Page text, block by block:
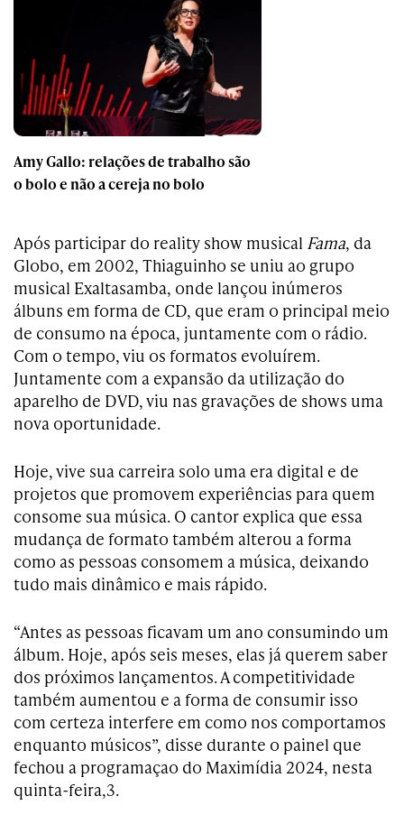
Amy Gallo: relações de trabalho são
o bolo e não a cereja no bolo
Após participar do reality show musical Fama, da
Globo, em 2002, Thiaguinho se uniu ao grupo
musical Exaltasamba, onde lançou inúmeros
álbuns em forma de CD, que eram o principal meio
de consumo na época, juntamente com o rádio.
Com o tempo, viu os formatos evoluírem.
Juntamente com a expansão da utilização do
aparelho de DVD, viu nas gravações de shows uma
nova oportunidade.
Hoje, vive sua carreira solo uma era digital e de
projetos que promovem experiências para quem
consome sua música. O cantor explica que essa
mudança de formato também alterou a forma
como as pessoas consomem a música, deixando
tudo mais dinâmico e mais rápido.
“Antes as pessoas ficavam um ano consumindo um
álbum. Hoje, após seis meses, elas já querem saber
dos próximos lançamentos. A competitividade
também aumentou e a forma de consumir isso
com certeza interfere em como nos comportamos
enquanto músicos”, disse durante o painel que
fechou a programaçao do Maximídia 2024, nesta
quinta-feira,3.